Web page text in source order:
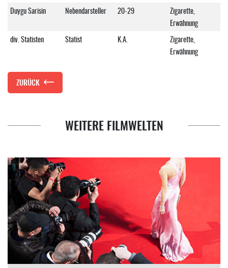
Duygu Sarisin Nebendarsteller 20-29
Zigarette,
Erwähnung
div. Statisten
Statist K.A.
Zigarette,
Erwähnung
ZURÜCK
WEITERE FILMWELTEN